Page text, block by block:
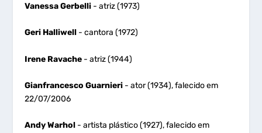
Vanessa Gerbelli - atriz (1973)
Geri Halliwell - cantora (1972)
Irene Ravache - atriz (1944)
Gianfrancesco Guarnieri - ator (1934), falecido em
22/07/2006
Andy Warhol - artista plástico (1927), falecido em